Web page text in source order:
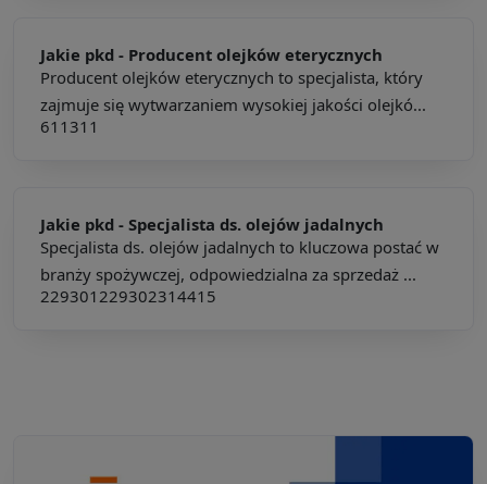
Jakie pkd - Producent olejków eterycznych
Producent olejków eterycznych to specjalista, który
zajmuje się wytwarzaniem wysokiej jakości olejkó...
611311
Jakie pkd - Specjalista ds. olejów jadalnych
Specjalista ds. olejów jadalnych to kluczowa postać w
branży spożywczej, odpowiedzialna za sprzedaż ...
229301 229302314415